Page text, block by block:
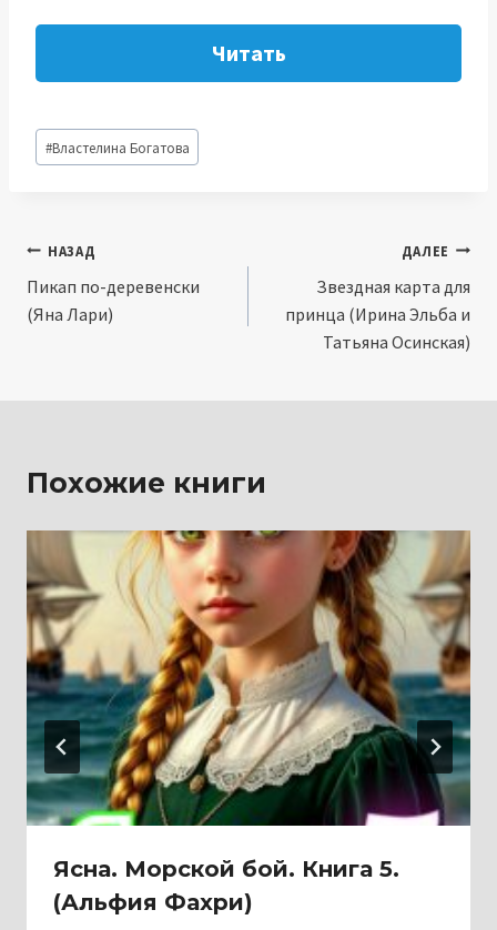
Читать
Метки
записи:
#Властелина Богатова
Навигация
по
НАЗАД
Пикап по-деревенски
(Яна Лари)
ДАЛЕЕ
Звездная карта для
принца (Ирина Эльба и
Татьяна Осинская)
Похожие книги
Ясна. Морской бой. Книга 5.
(Альфия Фахри)